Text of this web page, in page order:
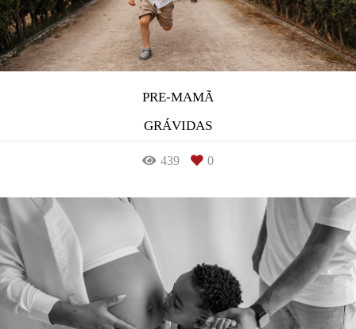
PRE-MAMÃ
GRÁVIDAS
439 0